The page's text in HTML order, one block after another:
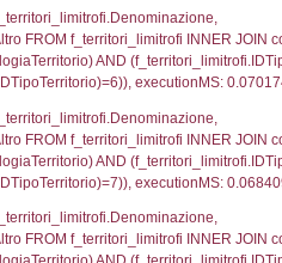
WHERE
Autorita,